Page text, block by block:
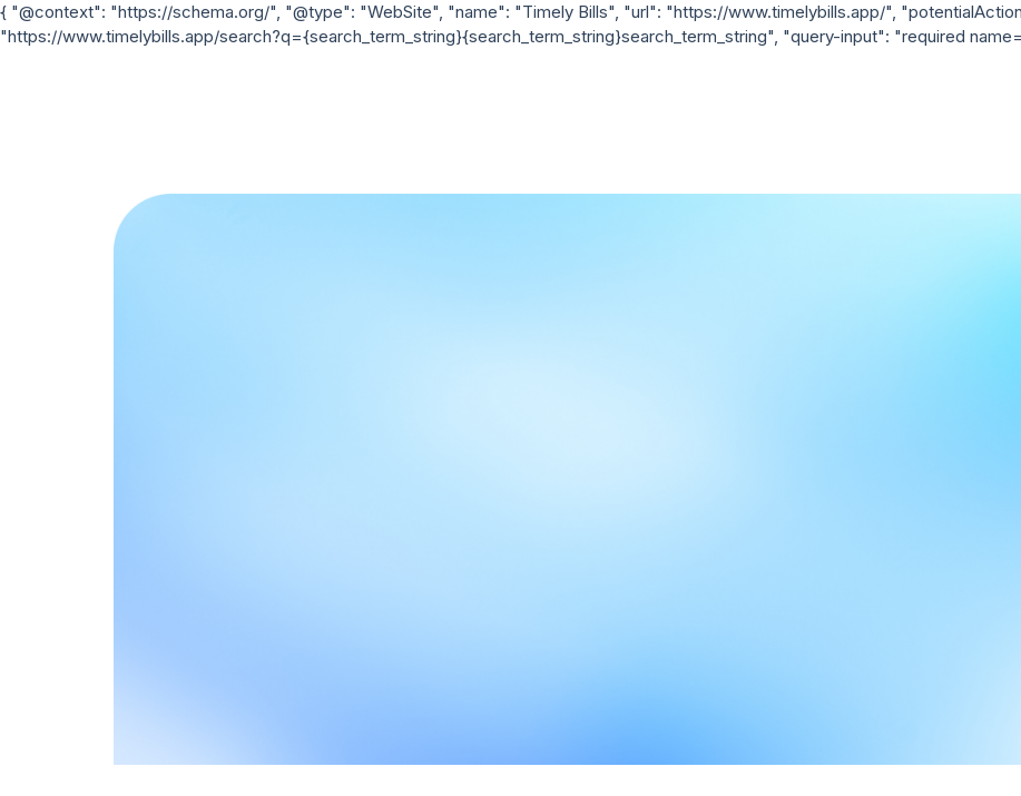
{ "@context": "https://schema.org/", "@type": "WebSite", "name": "Timely Bills", "url": "https://www.timelybills.app/",
"https://www.timelybills.app/search?q={search_term_string}{search_term_string}search_term_string", "query-input": "required